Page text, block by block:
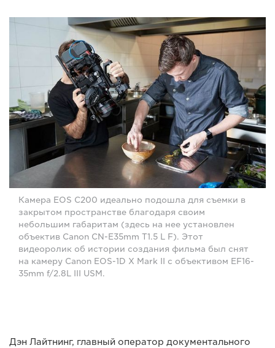
Камера EOS C200 идеально подошла для съемки в
закрытом пространстве благодаря своим
небольшим габаритам (здесь на нее установлен
объектив Canon CN-E35mm T1.5 L F). Этот
видеоролик об истории создания фильма был снят
на камеру Canon EOS-1D X Mark II с объективом EF16-
35mm f/2.8L III USM.
Дэн Лайтнинг, главный оператор документального